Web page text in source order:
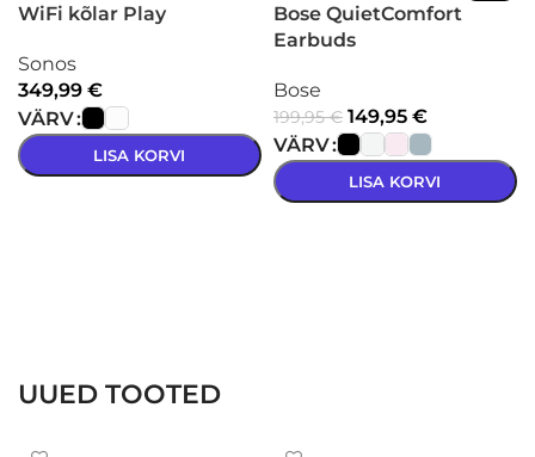
WiFi kõlar Play
Sonos
349,99 €
VÄRV
LISA KORVI
Bose QuietComfort
Earbuds
Bose
199,95€ 149,95 €
VÄRV
LISA KORVI
UUED TOOTED